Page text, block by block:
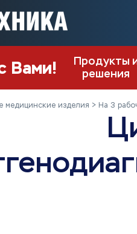
Вами!
Продукты
решения
медицинские изделия На 3